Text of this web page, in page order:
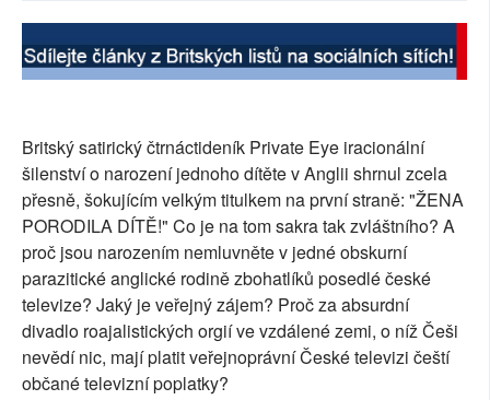
SOCIÁLNÍ SÍTĚ
RUBRIKY
Britský satirický čtrnáctideník Private Eye iracionální
šilenství o narození jednoho dítěte v Anglii shrnul zcela
přesně, šokujícím velkým titulkem na první straně: "ŽENA
PORODILA DÍTĚ!" Co je na tom sakra tak zvláštního? A
proč jsou narozením nemluvněte v jedné obskurní
parazitické anglické rodině zbohatlíků posedlé české
televize? Jaký je veřejný zájem? Proč za absurdní
divadlo roajalistických orgií ve vzdálené zemi, o níž Češi
nevědí nic, mají platit veřejnoprávní České televizi čeští
občané televizní poplatky?